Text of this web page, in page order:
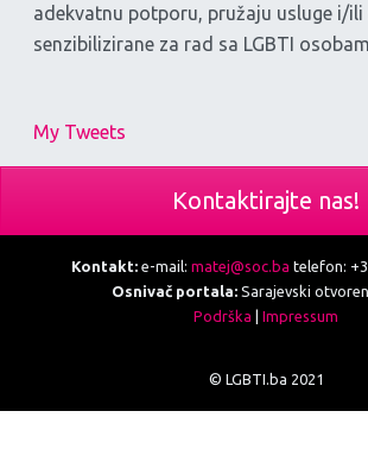
adekvatnu potporu, pružaju usluge i/ili
senzibilizirane za rad sa LGBTI
My Tweets
Kontaktirajte nas!
Kontakt:e-mail: matej@soc.ba telefon:
Osnivač portala: Sarajevski
Podrška | Impressum
© LGBTI.ba 2021